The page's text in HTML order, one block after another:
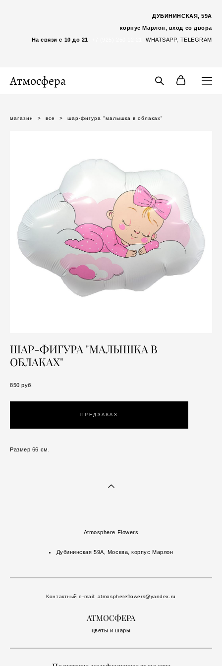
ДУБИНИНСКАЯ, 59А
корпус Марлон, вход со двора
На связи с 10 до 21
+7 (925) 250 12 21,WHATSAPP, TELEGRAM
Атмосфера
магазин > все > шар-фигура "малышка в облаках"
ШАР-ФИГУРА "МАЛЫШКА В
ОБЛАКАХ"
850 pуб.
ПРЕДЗАКАЗ
Размер 66 см.
Atmosphere Flowers
Дубининская 59А, Москва, корпус Марлон
Контактный e-mail: atmosphereflowers@yandex.ru
АТМОСФЕРА
цветы и шары